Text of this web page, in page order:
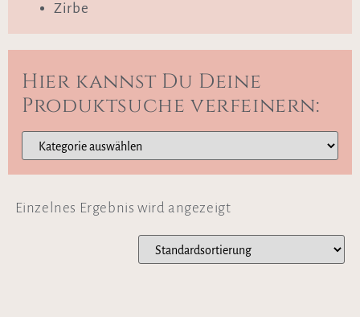
Zirbe
Hier kannst Du Deine
Produktsuche verfeinern:
Einzelnes Ergebnis wird angezeigt